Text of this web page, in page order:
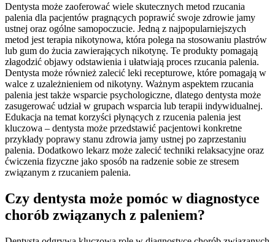
Dentysta może zaoferować wiele skutecznych metod rzucania
palenia dla pacjentów pragnących poprawić swoje zdrowie jamy
ustnej oraz ogólne samopoczucie. Jedną z najpopularniejszych
metod jest terapia nikotynowa, która polega na stosowaniu plastrów
lub gum do żucia zawierających nikotynę. Te produkty pomagają
złagodzić objawy odstawienia i ułatwiają proces rzucania palenia.
Dentysta może również zalecić leki recepturowe, które pomagają w
walce z uzależnieniem od nikotyny. Ważnym aspektem rzucania
palenia jest także wsparcie psychologiczne, dlatego dentysta może
zasugerować udział w grupach wsparcia lub terapii indywidualnej.
Edukacja na temat korzyści płynących z rzucenia palenia jest
kluczowa – dentysta może przedstawić pacjentowi konkretne
przykłady poprawy stanu zdrowia jamy ustnej po zaprzestaniu
palenia. Dodatkowo lekarz może zalecić techniki relaksacyjne oraz
ćwiczenia fizyczne jako sposób na radzenie sobie ze stresem
związanym z rzucaniem palenia.
Czy dentysta może pomóc w diagnostyce
chorób związanych z paleniem?